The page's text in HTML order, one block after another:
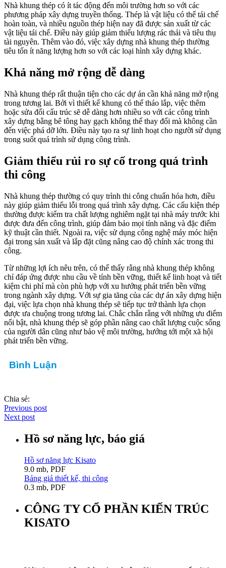
Nhà khung thép có ít tác động đến môi trường hơn so với các
phương pháp xây dựng truyền thống. Thép là vật liệu có thể tái chế
hoàn toàn, và nhiều nguồn thép hiện nay đã được sản xuất từ các
vật liệu tái chế. Điều này giúp giảm thiểu lượng rác thải và tiêu thụ
tài nguyên. Thêm vào đó, việc xây dựng nhà khung thép thường
tiêu tốn ít năng lượng hơn so với các loại hình xây dựng khác.
Khả năng mở rộng dễ dàng
Nhà khung thép rất thuận tiện cho các dự án cần khả năng mở rộng
trong tương lai. Bởi vì thiết kế khung có thể tháo lắp, việc thêm
hoặc sửa đổi cấu trúc sẽ dễ dàng hơn nhiều so với các công trình
xây dựng bằng bê tông hay gạch không thể thay đổi mà không cần
đến việc phá dỡ lớn. Điều này tạo ra sự linh hoạt cho người sử dụng
trong suốt quá trình sử dụng công trình.
Giảm thiểu rủi ro sự cố trong quá trình
thi công
Nhà khung thép thường có quy trình thi công chuẩn hóa hơn, điều
này giúp giảm thiểu lỗi trong quá trình xây dựng. Các cấu kiện thép
thường được kiểm tra chất lượng nghiêm ngặt tại nhà máy trước khi
được đưa đến công trình, giúp đảm bảo mọi tính năng và đặc điểm
kỹ thuật cần thiết. Ngoài ra, việc sử dụng công nghệ máy móc hiện
đại trong sản xuất và lắp đặt cũng nâng cao độ chính xác trong thi
công.
Từ những lợi ích nêu trên, có thể thấy rằng nhà khung thép không
chỉ đáp ứng được nhu cầu về tính bền vững, thiết kế linh hoạt và tiết
kiệm chi phí mà còn phù hợp với xu hướng phát triển bền vững
trong ngành xây dựng. Với sự gia tăng của các dự án xây dựng hiện
đại, việc lựa chọn nhà khung thép sẽ tiếp tục trở thành lựa chọn
được ưa chuộng trong tương lai. Chắc chắn rằng với những ưu điểm
nổi bật, nhà khung thép sẽ góp phần nâng cao chất lượng cuộc sống
của người dân cũng như bảo vệ môi trường, hướng tới một xã hội
phát triển bền vững.
Bình Luận
Chia sẻ:
Previous post
Next post
Hồ sơ năng lực, báo giá
Hồ sơ năng lực Kisato
9.0 mb, PDF
Bảng giá thiết kế, thi công
0.3 mb, PDF
CÔNG TY CỔ PHẦN KIẾN TRÚC
KISATO